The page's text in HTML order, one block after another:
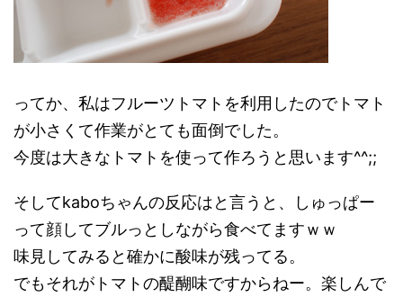
ってか、私はフルーツトマトを利用したのでトマト
が小さくて作業がとても面倒でした。
今度は大きなトマトを使って作ろうと思います^^;;
そしてkaboちゃんの反応はと言うと、しゅっぱー
って顔してブルっとしながら食べてますｗｗ
味見してみると確かに酸味が残ってる。
でもそれがトマトの醍醐味ですからねー。楽しんで